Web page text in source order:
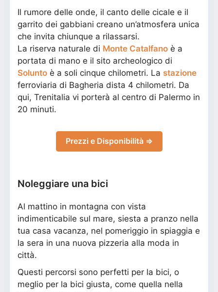
Il rumore delle onde, il canto delle cicale e il
garrito dei gabbiani creano un’atmosfera unica
che invita chiunque a rilassarsi.
La riserva naturale di Monte Catalfano è a
portata di mano e il sito archeologico di
Solunto è a soli cinque chilometri. La stazione
ferroviaria di Bagheria dista 4 chilometri. Da
qui, Trenitalia vi porterà al centro di Palermo in
20 minuti.
Prezzi e Disponibilità ⇒
Noleggiare una bici
Al mattino in montagna con vista
indimenticabile sul mare, siesta a pranzo nella
tua casa vacanza, nel pomeriggio in spiaggia e
la sera in una nuova pizzeria alla moda in
città.
Questi percorsi sono perfetti per la bici, o
meglio per la bici giusta, come quella nella